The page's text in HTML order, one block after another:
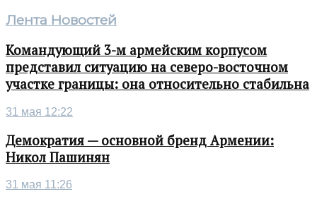
Лента Новостей
Командующий 3-м армейским корпусом
представил ситуацию на северо-восточном
участке границы: она относительно стабильна
31 мая 12:22
Демократия — основной бренд Армении:
Никол Пашинян
31 мая 11:26